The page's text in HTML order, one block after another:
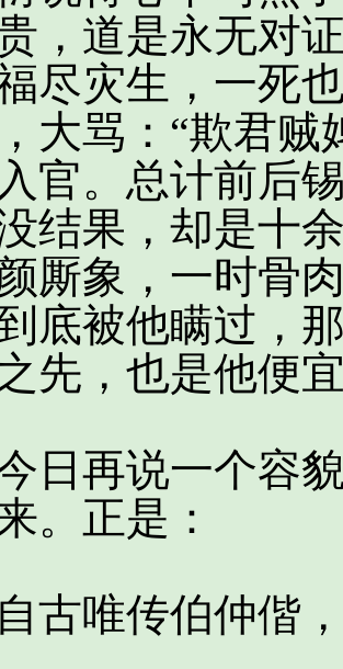
，道是永无对
尽灾生，一死
大骂：“欺君贼
官。总计前后
结果，却是十
厮象，一时骨
底被他瞒过，
先，也是他便
再说一个容貌
。正是：
唯传伯仲偕，